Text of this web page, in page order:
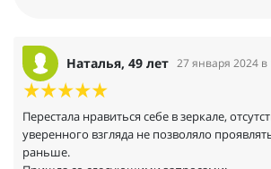
- подбородок перестал зажиматься
Перестала стесняться возраста и тех
может принести. Поверила в себя и в метод
произошли счастливые перемены!
Наталья, 49 лет 27 января 2024 в
Перестала нравиться себе в зеркале,
уверенного взгляда не позволяло
раньше.